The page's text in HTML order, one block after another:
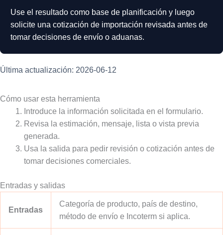
Use el resultado como base de planificación y luego
solicite una cotización de importación revisada antes de
tomar decisiones de envío o aduanas.
Última actualización: 2026-06-12
Cómo usar esta herramienta
Introduce la información solicitada en el formulario.
Revisa la estimación, mensaje, lista o vista previa
generada.
Usa la salida para pedir revisión o cotización antes de
tomar decisiones comerciales.
Entradas y salidas
Entradas
Categoría de producto, país de destino,
método de envío e Incoterm si aplica.